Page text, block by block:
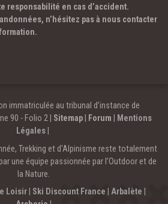
responsabilité en cas d’accident.
n’hésitez pas à nous contacter
immatriculée au tribunal d’instance de
90 - Folio 2 | Sitemap| Forum
Mentions
Légales
Trekking et d'Alpinisme reste totalement
une équipe passionnée par l’Outdoor et de
la Nature.
Loisir Ski Discount France Arbalète